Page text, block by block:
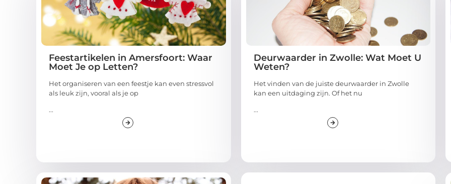
Feestartikelen in Amersfoort: Waar
Moet Je op Letten?
Het organiseren van een feestje kan even stressvol
als leuk zijn, vooral als je op
...
Deurwaarder in Zwolle: Wat Moet U
Weten?
Het vinden van de juiste deurwaarder in Zwolle
kan een uitdaging zijn. Of het nu
...